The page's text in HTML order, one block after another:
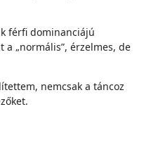
férfi dominanciájú
„normális”, érzelmes, de
nemcsak a táncoz